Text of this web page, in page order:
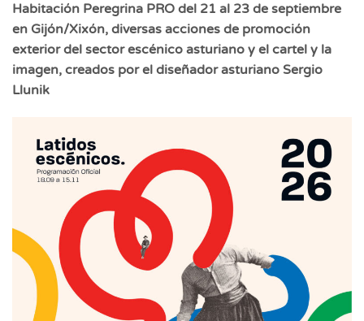
Habitación Peregrina PRO del 21 al 23 de septiembre
en Gijón/Xixón, diversas acciones de promoción
exterior del sector escénico asturiano y el cartel y la
imagen, creados por el diseñador asturiano Sergio
Llunik